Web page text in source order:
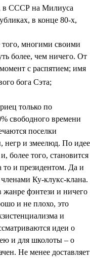
в СССР на Милиуса
в конце 80-х,
того, многими своими
более, чем ничего. От
с распятием; имя
бога Сэта;
только по
свободного времени
поселки
негр и змеелюд. По идее
более того, становится
то и президентом. Да и
Ку-клукс-клана.
жанре фэнтези и ничего
и не плохо, это
и
идеи о
и для школоты – о
Не менее доставляет